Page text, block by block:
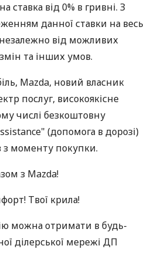
ставка від 0% в гривні. З
данної ставки на весь
від можливих
та інших умов.
Mazda, новий власник
послуг, високоякісне
числі безкоштовну
(допомога в дорозі)
з моменту покупки.
з Mazda!
Твої крила!
можна отримати в будь-
ділерської мережі ДП